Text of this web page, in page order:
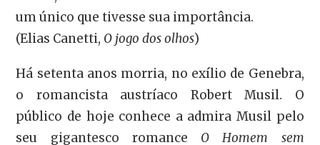
um único que tivesse sua importância.
(Elias Canetti, O jogo dos olhos)
Há setenta anos morria, no exílio de Genebra,
o romancista austríaco Robert Musil. O
público de hoje conhece a admira Musil pelo
seu gigantesco romance O Homem sem